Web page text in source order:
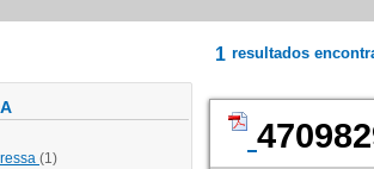
(1)
1 resultados